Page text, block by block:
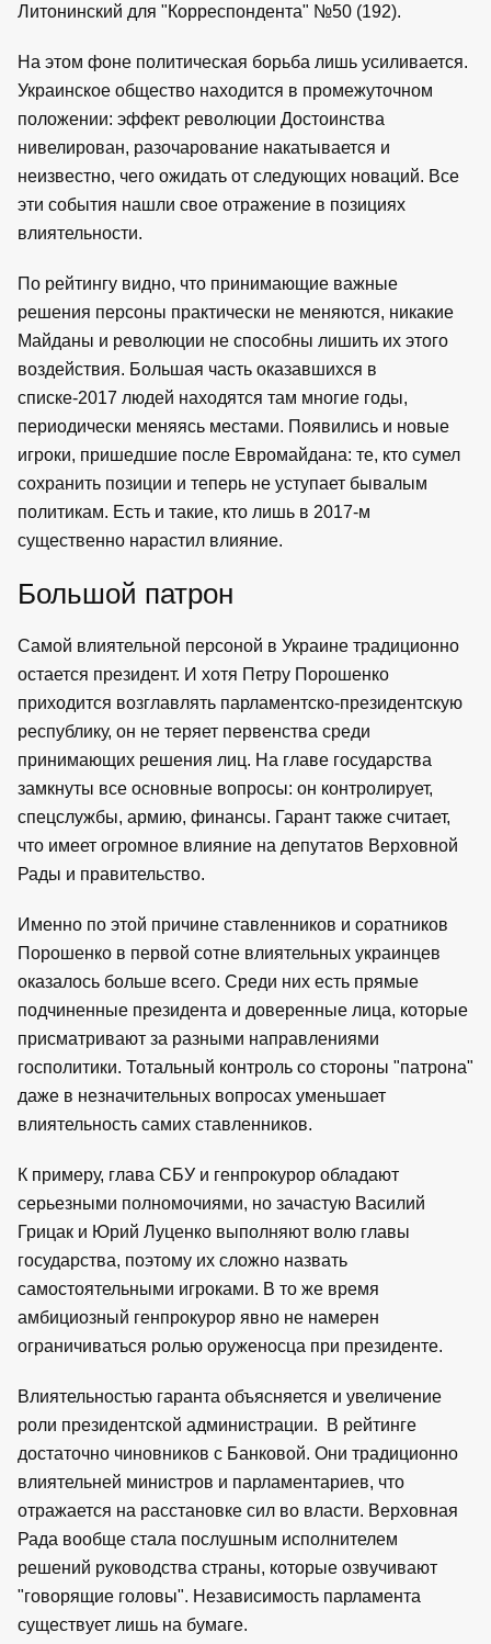
Литонинский для "Корреспондента" №50 (192).
На этом фоне политическая борьба лишь усиливается.
Украинское общество находится в промежуточном
положении: эффект революции Достоинства
нивелирован, разочарование накатывается и
неизвестно, чего ожидать от следующих новаций. Все
эти события нашли свое отражение в позициях
влиятельности.
По рейтингу видно, что принимающие важные
решения персоны практически не меняются, никакие
Майданы и революции не способны лишить их этого
воздействия. Большая часть оказавшихся в
списке-2017 людей находятся там многие годы,
периодически меняясь местами. Появились и новые
игроки, пришедшие после Евромайдана: те, кто сумел
сохранить позиции и теперь не уступает бывалым
политикам. Есть и такие, кто лишь в 2017-м
существенно нарастил влияние.
Большой патрон
Самой влиятельной персоной в Украине традиционно
остается президент. И хотя Петру Порошенко
приходится возглавлять парламентско-президентскую
республику, он не теряет первенства среди
принимающих решения лиц. На главе государства
замкнуты все основные вопросы: он контролирует,
спецслужбы, армию, финансы. Гарант также считает,
что имеет огромное влияние на депутатов Верховной
Рады и правительство.
Именно по этой причине ставленников и соратников
Порошенко в первой сотне влиятельных украинцев
оказалось больше всего. Среди них есть прямые
подчиненные президента и доверенные лица, которые
присматривают за разными направлениями
госполитики. Тотальный контроль со стороны "патрона"
даже в незначительных вопросах уменьшает
влиятельность самих ставленников.
К примеру, глава СБУ и генпрокурор обладают
серьезными полномочиями, но зачастую Василий
Грицак и Юрий Луценко выполняют волю главы
государства, поэтому их сложно назвать
самостоятельными игроками. В то же время
амбициозный генпрокурор явно не намерен
ограничиваться ролью оруженосца при президенте.
Влиятельностью гаранта объясняется и увеличение
роли президентской администрации. В рейтинге
достаточно чиновников с Банковой. Они традиционно
влиятельней министров и парламентариев, что
отражается на расстановке сил во власти. Верховная
Рада вообще стала послушным исполнителем
решений руководства страны, которые озвучивают
"говорящие головы". Независимость парламента
существует лишь на бумаге.